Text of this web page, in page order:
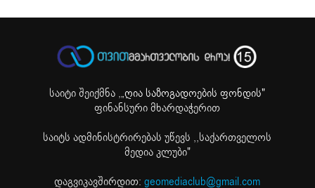
საიტი შეიქმნა ,„ღია საზოგადოების ფონდის"
ფინანსური მხარდაჭერით
საიტს ადმინისტრირებას უწევს ,,საქართველოს
მედია კლუბი"
დაგვიკავშირდით:geomediaclub@gmail.com